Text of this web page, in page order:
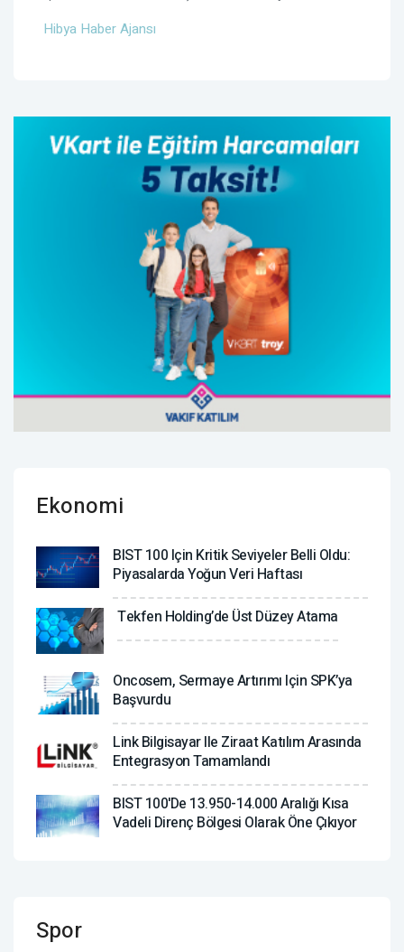
Hibya Haber Ajansı
Ekonomi
BIST 100 Için Kritik Seviyeler Belli Oldu:
Piyasalarda Yoğun Veri Haftası
Tekfen Holding’de Üst Düzey Atama
Oncosem, Sermaye Artırımı Için SPK’ya
Başvurdu
Link Bilgisayar Ile Ziraat Katılım Arasında
Entegrasyon Tamamlandı
BIST 100'de 13.950-14.000 Aralığı Kısa
Vadeli Direnç Bölgesi Olarak Öne Çıkıyor
Spor